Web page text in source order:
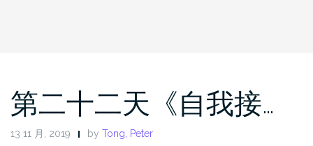
第二十二天《自我接…
13 11 月, 2019 by Tong, Peter